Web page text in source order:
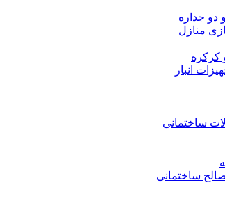
منازل
انبار
ساختمانی
ساختمانی